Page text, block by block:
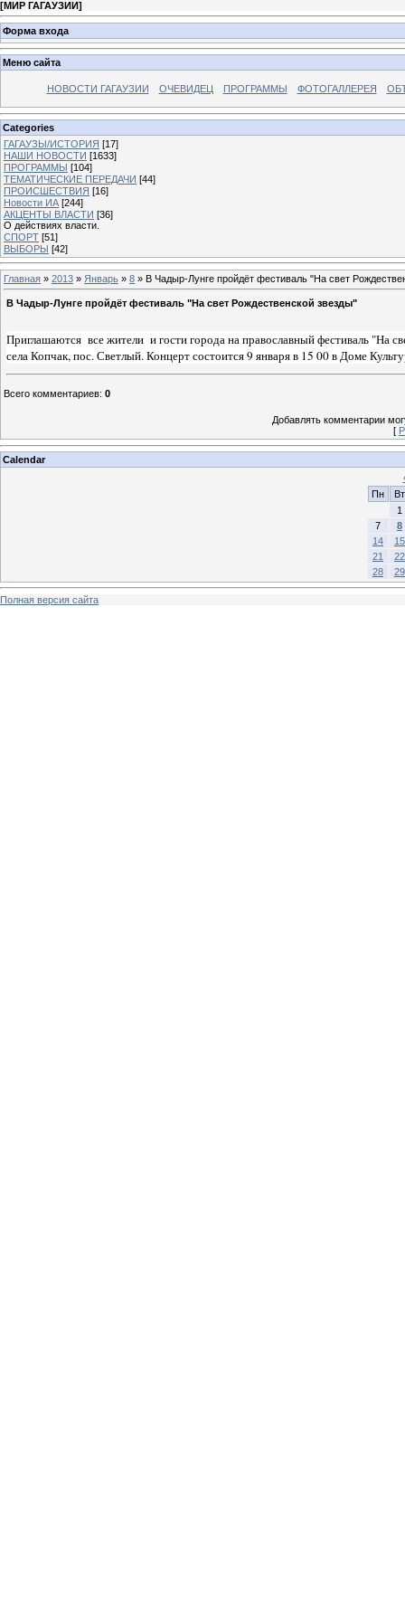
[МИР ГАГАУЗИИ]
Форма входа
Меню сайта
НОВОСТИ ГАГАУЗИИ ОЧЕВИДЕЦ ПРОГРАММЫ ФОТОГАЛЛЕРЕЯ
Categories
ГАГАУЗЫ/ИСТОРИЯ [17]
НАШИ НОВОСТИ [1633]
ПРОГРАММЫ [104]
ТЕМАТИЧЕСКИЕ ПЕРЕДАЧИ [44]
ПРОИСШЕСТВИЯ [16]
Новости ИА [244]
АКЦЕНТЫ ВЛАСТИ [36]
О действиях власти.
СПОРТ [51]
ВЫБОРЫ [42]
Главная » 2013 » Январь » 8 » В Чадыр-Лунге пройдёт фестиваль "На свет
В Чадыр-Лунге пройдёт фестиваль "На свет Рождественской звезды"
Приглашаются все жители и гости города на православный фестиваль "На
села Копчак, пос. Светлый. Концерт состоится 9 января в 15 00 в Доме
Всего комментариев: 0
Добавлять комментарии
[
Calendar
Пн
Вт
1
7
8
14
15
21
22
28
29
Полная версия сайта